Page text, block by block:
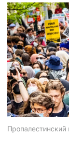
Нажимая кнопку
я принимаю
Если у вас есть
звоните:
+7 (929) 612-03-68